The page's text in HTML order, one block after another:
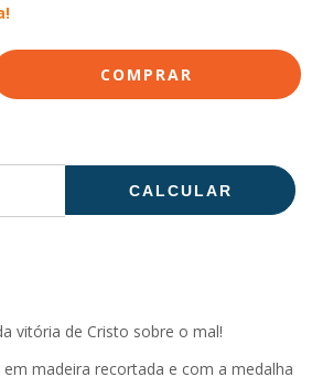
CALCULAR
vitória de Cristo sobre o mal!
madeira recortada e com a medalha